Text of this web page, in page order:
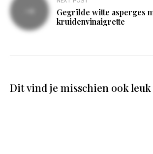
Gegrilde witte asperges
kruidenvinaigrette
Dit vind je misschien ook leuk